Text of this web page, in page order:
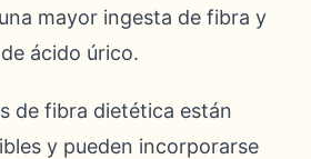
mayor ingesta de fibra y
ácido úrico.
de fibra dietética están
y pueden incorporarse